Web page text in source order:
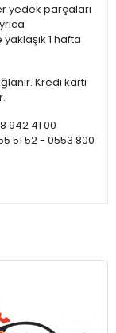
yedek parçaları
1 hafta
Kredi kartı
942 41 00
51 52 - 0553 800